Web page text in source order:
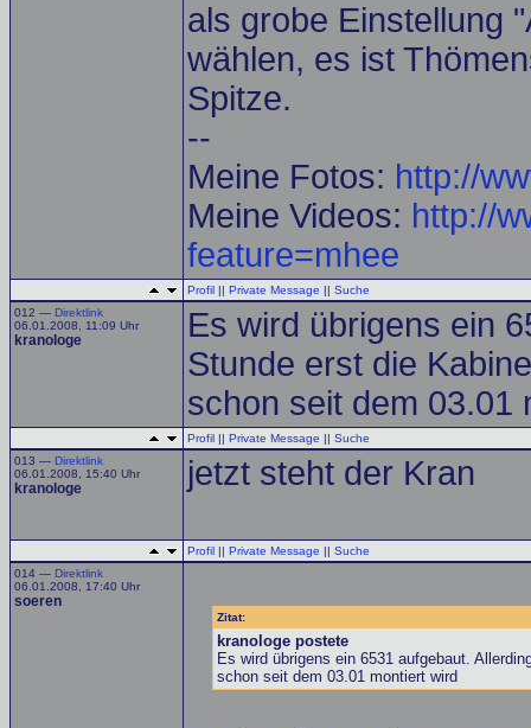
als grobe Einstellung
wählen, es ist
Spitze.
--
Meine Fotos: http://
Meine Videos: http://
feature=mhee
Profil || Private Message || Suche
012 — Direktlink
06.01.2008, 11:09 Uhr
kranologe
Es wird übrigens ein
Stunde erst die
schon seit dem 03.01
Profil || Private Message || Suche
013 — Direktlink
06.01.2008, 15:40 Uhr
kranologe jetzt steht der Kran
Profil || Private Message || Suche
014 — Direktlink
06.01.2008, 17:40 Uhr
soeren
Zitat:
kranologe postete
Es wird übrigens ein 6531 aufgebaut.
schon seit dem 03.01 montiert wird